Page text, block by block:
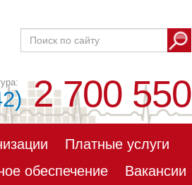
2 700 550
Платные услуги
обеспечение
Вакансии